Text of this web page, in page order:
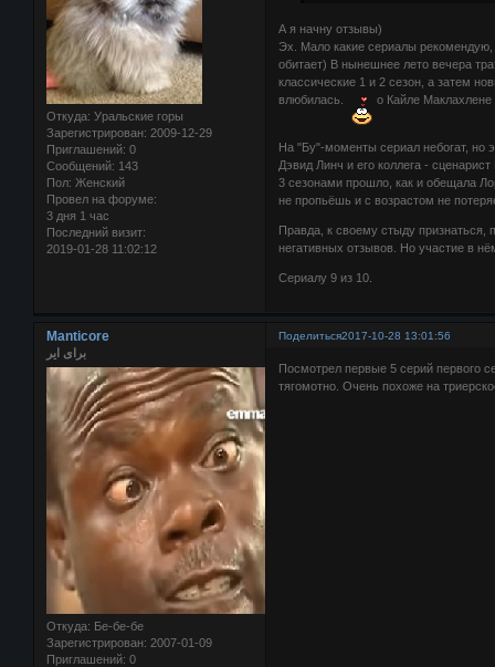
Откуда: Уральские горы
Зарегистрирован: 2009-12-29
Приглашений: 0
Сообщений: 143
Пол: Женский
Провел на форуме:
3 дня 1 час
Последний визит:
2019-01-28 11:02:12
А я начну отзывы)
Эх. Мало какие сериалы
обитает) В нынешнее лето вечера
классические 1 и 2 сезон, а затем
влюбилась.
о Кайле Маклахлене
На "Бу"-моменты сериал небогат, но
Дэвид Линч и его коллега -
3 сезонами прошло, как и обещала
не пропьёшь и с возрастом не
Правда, к своему стыду признаться,
негативных отзывов. Но участие в
Сериалу 9 из 10.
Поделиться2017-10-28 13:01:56
Manticore
برای ایر
Откуда: Бе-бе-бе
Зарегистрирован: 2007-01-09
Приглашений: 0
Посмотрел первые 5 серий первого
тягомотно. Очень похоже на